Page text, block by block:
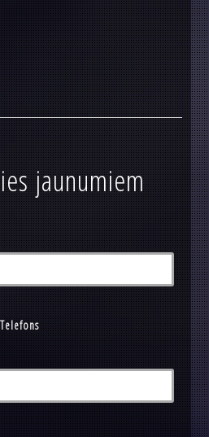
jaunumiem
Telefons